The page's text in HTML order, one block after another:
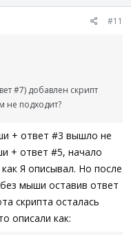
#11
#7) добавлен скрипт
не подходит?
+ ответ #3 вышло не
+ ответ #5, начало
Я описывал. Но после
мыши оставив ответ
скрипта осталась
описали как: